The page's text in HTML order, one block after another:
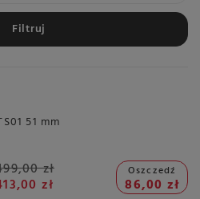
Filtruj
51 mm
zł
zł
Oszczedź
86,00 zł